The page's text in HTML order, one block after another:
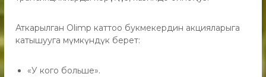
Аткарылган Olimp каттоо букмекердин акцияларыга
катышууга мүмкүндүк берет:
«У кого больше».